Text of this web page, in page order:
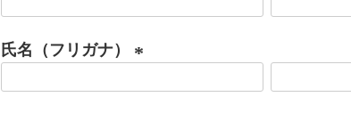
須
氏名（フリガナ）